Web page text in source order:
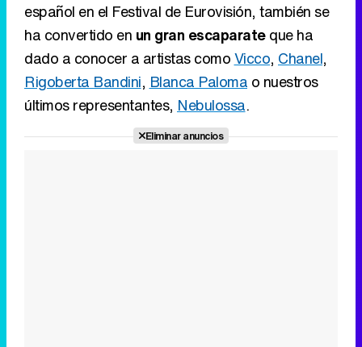
español en el Festival de Eurovisión, también se
ha convertido en un gran escaparateque ha
dado a conocer a artistas comoVicco, Chanel,
Rigoberta Bandini, Blanca Paloma o nuestros
últimos representantes, Nebulossa.
Eliminar anuncios